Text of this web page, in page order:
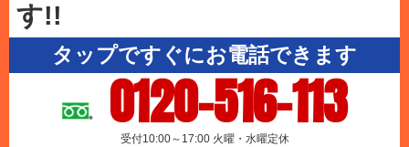
す!!
タップですぐにお電話できます
0120-516-113
受付10:00～17:00 火曜・水曜定休